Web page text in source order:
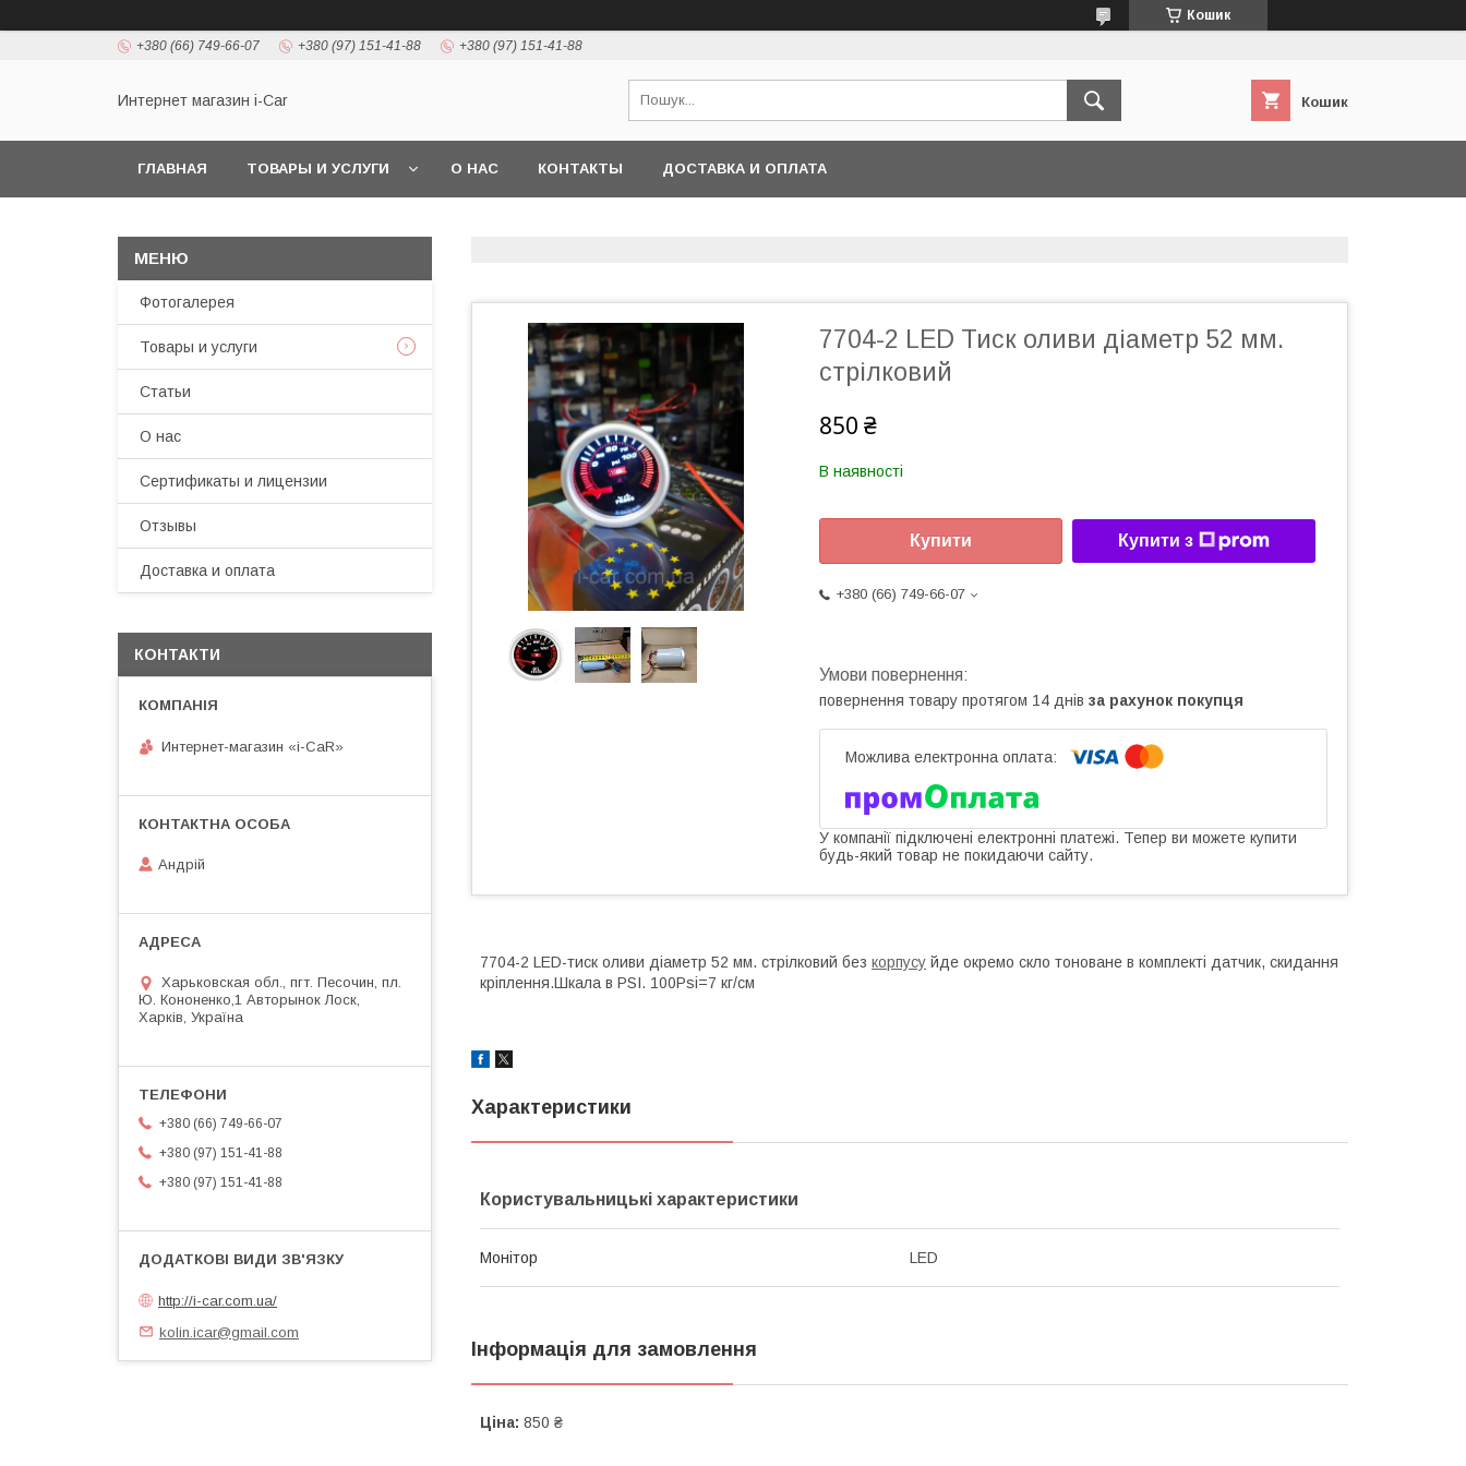
Кошик
+380 (66) 749-66-07 +380 (97) 151-41-88 +380 (97) 151-41-88
Интернет магазин i-Car Кошик
ГЛАВНАЯ ТОВАРЫ И УСЛУГИ О НАС КОНТАКТЫ ДОСТАВКА И ОПЛАТА
7704-2 LED Тиск оливи діаметр 52 мм.
стрілковий
850 ₴
В наявності
Купити Купити з
+380 (66) 749-66-07
повернення товару протягом 14 днів за рахунок покупця
У компанії підключені електронні платежі. Тепер ви можете купити
будь-який товар не покидаючи сайту.
7704-2 LED-тиск оливи діаметр 52 мм. стрілковий без корпусу йде окремо скло тоноване в комплекті датчик, скидання
кріплення.Шкала в PSI. 100Psi=7 кг/см
Характеристики
Користувальницькі характеристики
Монітор LED
Інформація для замовлення
Ціна: 850 ₴
Фотогалерея
Товары и услуги
Статьи
О нас
Сертификаты и лицензии
Отзывы
Доставка и оплата
КОНТАКТИ
Интернет-магазин «i-CaR»
Андрiй
Харьковская обл., пгт. Песочин, пл.
Ю. Кононенко,1 Авторынок Лоск,
Харків, Україна
+380 (66) 749-66-07
+380 (97) 151-41-88
+380 (97) 151-41-88
http://i-car.com.ua/
kolin.icar@gmail.com